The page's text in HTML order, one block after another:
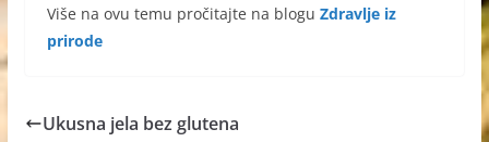
Više na ovu temu pročitajte na blogu Zdravlje iz
prirode
Ukusna jela bez glutena